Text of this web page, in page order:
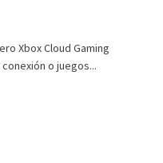
Xbox Cloud Gaming
o juegos...